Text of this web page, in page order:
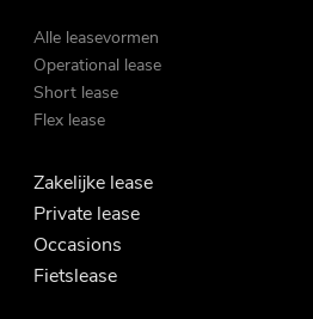
Alle leasevormen
Operational lease
Short lease
Flex lease
Zakelijke lease
Private lease
Occasions
Fietslease